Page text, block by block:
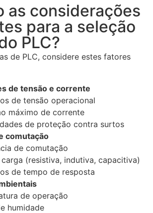
as considerações
para a seleção
PLC?
de PLC, considere estes fatores
de tensão e corrente
de tensão operacional
máximo de corrente
de proteção contra surtos
comutação
de comutação
(resistiva, indutiva, capacitiva)
de tempo de resposta
de operação
humidade